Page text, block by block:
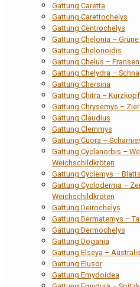
Gattung Caretta
Gattung Carettochelys
Gattung Centrochelys
Gattung Chelonia –
Gattung Chelonoidis
Gattung Chelus –
Gattung Chelydra –
Gattung Chersina
Gattung Chitra –
Gattung Chrysemys –
Gattung Claudius
Gattung Clemmys
Gattung Cuora –
Gattung Cyclanorbis –
Weichschildkröten
Gattung Cyclemys –
Gattung Cycloderma –
Weichschildkröten
Gattung Deirochelys
Gattung Dermatemys –
Gattung Dermochelys
Gattung Dogania
Gattung Elseya –
Gattung Elusor
Gattung Emydoidea